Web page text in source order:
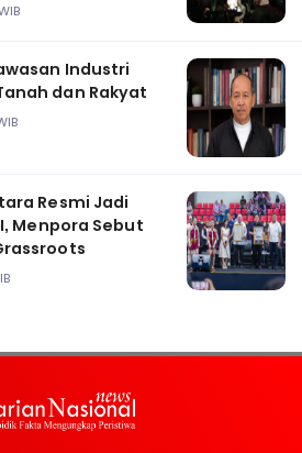
Industri
dan Rakyat
Resmi Jadi
Menpora Sebut